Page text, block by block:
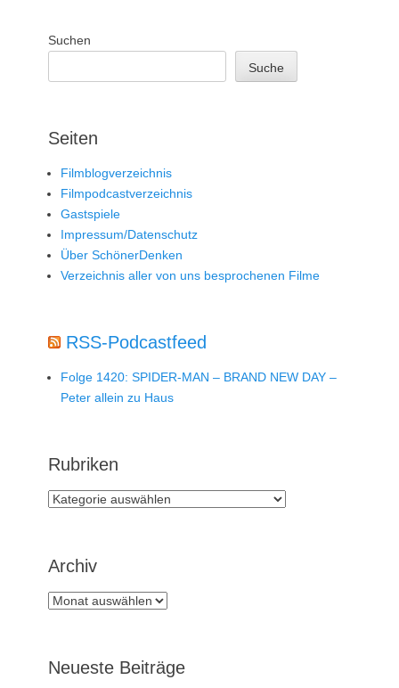
Suchen
Suche
Seiten
Filmblogverzeichnis
Filmpodcastverzeichnis
Gastspiele
Impressum/Datenschutz
Über SchönerDenken
Verzeichnis aller von uns besprochenen Filme
RSS-Podcastfeed
Folge 1420: SPIDER-MAN – BRAND NEW DAY –
Peter allein zu Haus
Rubriken
Rubriken
Archiv
Archiv
Neueste Beiträge